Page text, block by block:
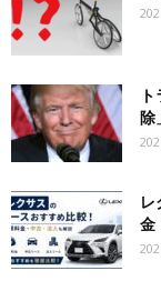
除
レ
金